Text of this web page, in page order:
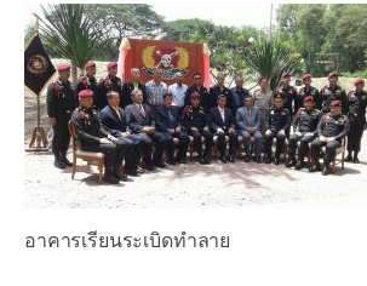
อาคารเรียนระเบิดทำลาย